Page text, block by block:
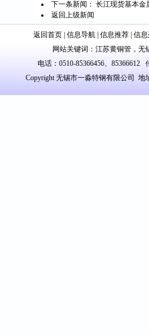
下一条新闻： 长江现货基本金
返回上级新闻
返回首页 信息导航 信息推荐 信
网站关键词： 江苏黄铜管 ， 无
电话：0510-85366456、85366612
Copyright 无锡市一淼特钢有限公司